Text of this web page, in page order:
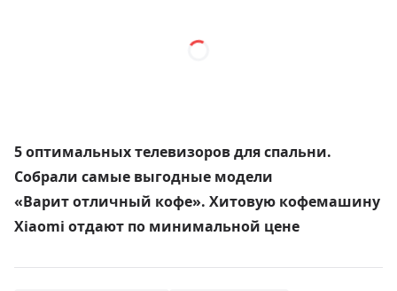
5 оптимальных телевизоров для спальни.
Собрали самые выгодные модели
«Варит отличный кофе». Хитовую кофемашину
Xiaomi отдают по минимальной цене